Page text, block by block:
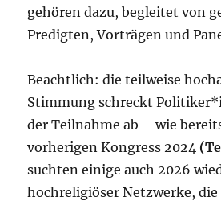
gehören dazu, begleitet von
Predigten, Vorträgen und
Beachtlich: die teilweise
Stimmung schreckt
der Teilnahme ab – wie
vorherigen Kongress 2024
suchten einige auch 2026
hochreligiöser Netzwerke, die